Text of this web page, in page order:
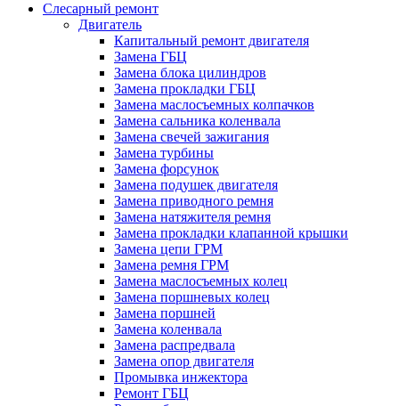
Слесарный ремонт
Двигатель
Капитальный ремонт двигателя
Замена ГБЦ
Замена блока цилиндров
Замена прокладки ГБЦ
Замена маслосъемных колпачков
Замена сальника коленвала
Замена свечей зажигания
Замена турбины
Замена форсунок
Замена подушек двигателя
Замена приводного ремня
Замена натяжителя ремня
Замена прокладки клапанной крышки
Замена цепи ГРМ
Замена ремня ГРМ
Замена маслосъемных колец
Замена поршневых колец
Замена поршней
Замена коленвала
Замена распредвала
Замена опор двигателя
Промывка инжектора
Ремонт ГБЦ